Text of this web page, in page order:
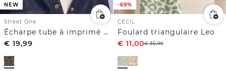
NEW
Street One
Écharpe tube à imprimé graphique
€ 19,99
-69%
CECIL
Foulard triangulaire Leo
€ 11,00€35,99